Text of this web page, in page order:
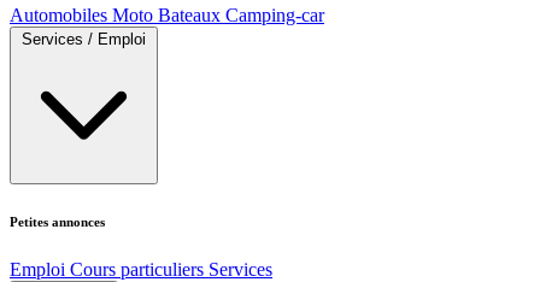
Automobiles Moto Bateaux Camping-car
Services / Emploi
Petites annonces
Emploi Cours particuliers Services